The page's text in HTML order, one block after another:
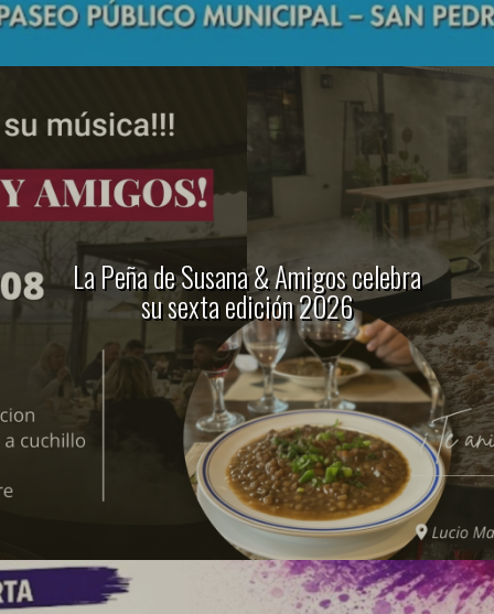
La Peña de Susana & Amigos celebra
su sexta edición 2026